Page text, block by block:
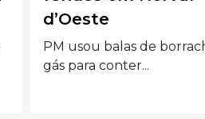
na história do
município para
nova coleção